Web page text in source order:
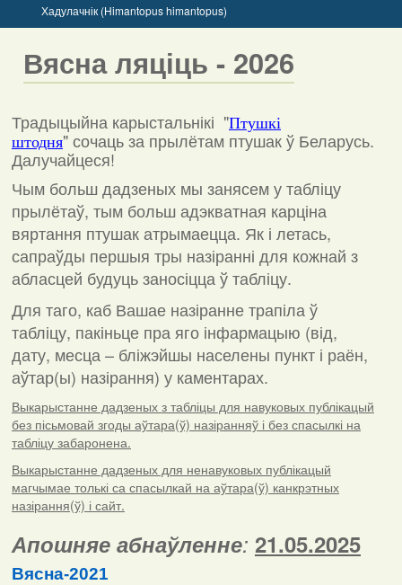
Хадулачнік (Himantopus himantopus)
Вясна ляціць - 2026
Традыцыйна карыстальнікі "Птушкі
штодня"сочаць за прылётам птушак ў Беларусь.
Далучайцеся!
Чым больш дадзеных мы занясем у табліцу
прылётаў, тым больш адэкватная карціна
вяртання птушак атрымаецца. Як і летась,
сапраўды першыя тры назіранні для кожнай з
абласцей будуць заносіцца ў табліцу.
Для таго, каб Вашае назіранне трапіла ў
табліцу, пакіньце пра яго інфармацыю (від,
дату, месца – бліжэйшы населены пункт і раён,
аўтар(ы) назірання) у каментарах.
Выкарыстанне дадзеных з табліцы для навуковых публікацый
без пісьмовай згоды аўтара(ў) назіранняў і без спасылкі на
табліцу забаронена.
Выкарыстанне дадзеных для ненавуковых публікацый
магчымае толькі са спасылкай на аўтара(ў) канкрэтных
назірання(ў) і сайт.
Апошняе абнаўленне: 21.05.2025
Вясна-2021